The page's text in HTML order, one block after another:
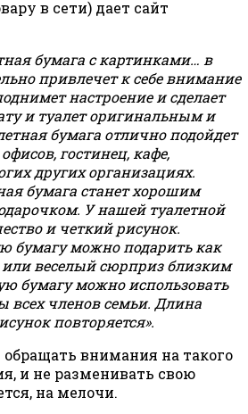
в сети) дает сайт
бумага с картинками… в
привлечет к себе внимание
настроение и сделает
и туалет оригинальным и
бумага отлично подойдет
гостинец, кафе,
других организациях.
бумага станет хорошим
У нашей туалетной
и четкий рисунок.
бумагу можно подарить как
веселый сюрприз близким
бумагу можно использовать
всех членов семьи. Длина
повторяется».
внимания на такого
и не разменивать свою
на мелочи.